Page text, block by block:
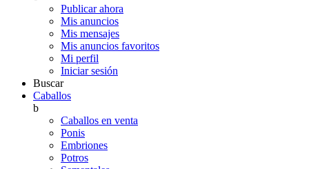
Publicar ahora
Mis anuncios
Mis mensajes
Mis anuncios favoritos
Mi perfil
Iniciar sesión
Buscar
Caballos
b
Caballos en venta
Ponis
Embriones
Potros